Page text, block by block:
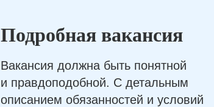
Подробная вакансия
Вакансия должна быть понятной
и правдоподобной. С детальным
описанием обязанностей и условий